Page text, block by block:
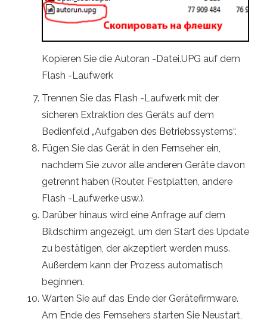
Kopieren Sie die Autoran -Datei.UPG auf dem
Flash -Laufwerk
Trennen Sie das Flash -Laufwerk mit der
sicheren Extraktion des Geräts auf dem
Bedienfeld „Aufgaben des Betriebssystems“.
Fügen Sie das Gerät in den Fernseher ein,
nachdem Sie zuvor alle anderen Geräte davon
getrennt haben (Router, Festplatten, andere
Flash -Laufwerke usw.).
Darüber hinaus wird eine Anfrage auf dem
Bildschirm angezeigt, um den Start des Update
zu bestätigen, der akzeptiert werden muss.
Außerdem kann der Prozess automatisch
beginnen.
Warten Sie auf das Ende der Gerätefirmware.
Am Ende des Fernsehers starten Sie Neustart,